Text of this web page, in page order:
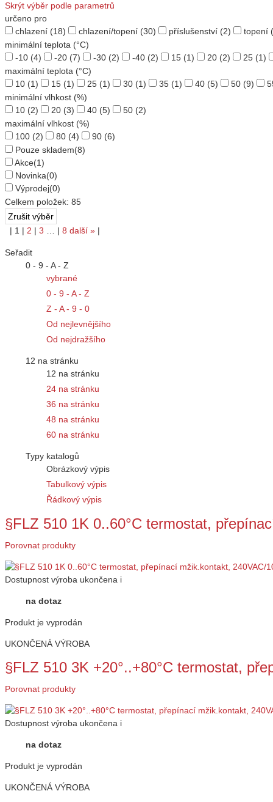
Skrýt výběr podle parametrů
určeno pro
chlazení (18) chlazení/topení (30) příslušenství (2) topení
minimální teplota (°C)
-10 (4) -20 (7) -30 (2) -40 (2) 15 (1) 20 (2) 25 (1)
maximální teplota (°C)
10 (1) 15 (1) 25 (1) 30 (1) 35 (1) 40 (5) 50 (9)
minimální vlhkost (%)
10 (2) 20 (3) 40 (5) 50 (2)
maximální vlhkost (%)
100 (2) 80 (4) 90 (6)
Pouze skladem(8)
Akce(1)
Novinka(0)
Výprodej(0)
Celkem položek: 85
| 1 | 2 | 3 … | 8 další » |
Seřadit
0 - 9 - A - Z
vybrané
0 - 9 - A - Z
Z - A - 9 - 0
Od nejlevnějšího
Od nejdražšího
12 na stránku
12 na stránku
24 na stránku
36 na stránku
48 na stránku
60 na stránku
Typy katalogů
Obrázkový výpis
Tabulkový výpis
Řádkový výpis
§FLZ 510 1K 0..60°C termostat,
Porovnat produkty
Dostupnost výroba ukončena i
na dotaz
Produkt je vyprodán
UKONČENÁ VÝROBA
§FLZ 510 3K +20°..+80°C termostat,
Porovnat produkty
Dostupnost výroba ukončena i
na dotaz
Produkt je vyprodán
UKONČENÁ VÝROBA